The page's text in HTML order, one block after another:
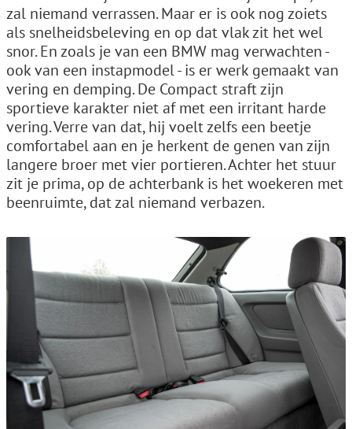
zal niemand verrassen. Maar er is ook nog zoiets
als snelheidsbeleving en op dat vlak zit het wel
snor. En zoals je van een BMW mag verwachten -
ook van een instapmodel - is er werk gemaakt van
vering en demping. De Compact straft zijn
sportieve karakter niet af met een irritant harde
vering. Verre van dat, hij voelt zelfs een beetje
comfortabel aan en je herkent de genen van zijn
langere broer met vier portieren. Achter het stuur
zit je prima, op de achterbank is het woekeren met
beenruimte, dat zal niemand verbazen.